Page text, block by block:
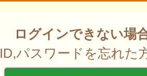
ログインできない場
ID,パスワードを忘れた